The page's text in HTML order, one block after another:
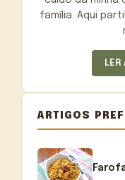
família. Aqui
ARTIGOS